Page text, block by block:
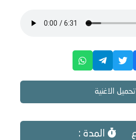
تحميل الاغنية
المدة :